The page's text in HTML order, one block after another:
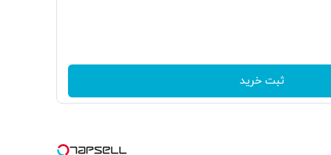
ثبت خرید